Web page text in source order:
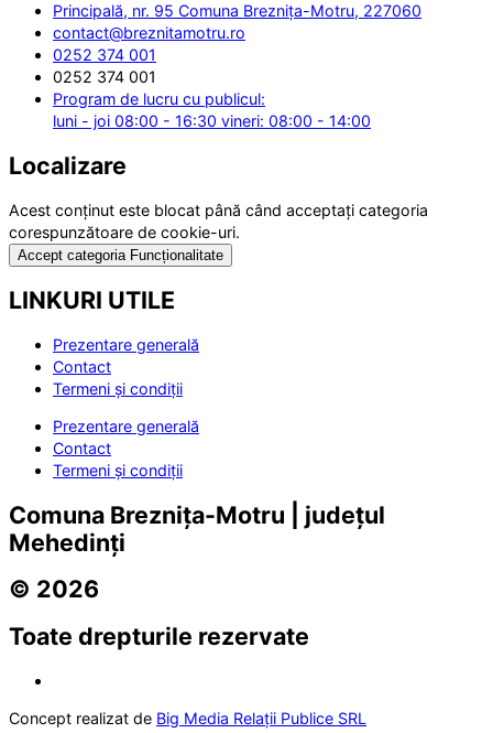
Principală, nr. 95 Comuna Breznița-Motru, 227060
contact@breznitamotru.ro
0252 374 001
0252 374 001
Program de lucru cu publicul:
luni - joi 08:00 - 16:30 vineri: 08:00 - 14:00
Localizare
Acest conținut este blocat până când acceptați categoria
corespunzătoare de cookie-uri.
Accept categoria Funcționalitate
LINKURI UTILE
Prezentare generală
Contact
Termeni și condiții
Prezentare generală
Contact
Termeni și condiții
Comuna Breznița-Motru | județul
Mehedinți
© 2026
Toate drepturile rezervate
Concept realizat de Big Media Relații Publice SRL